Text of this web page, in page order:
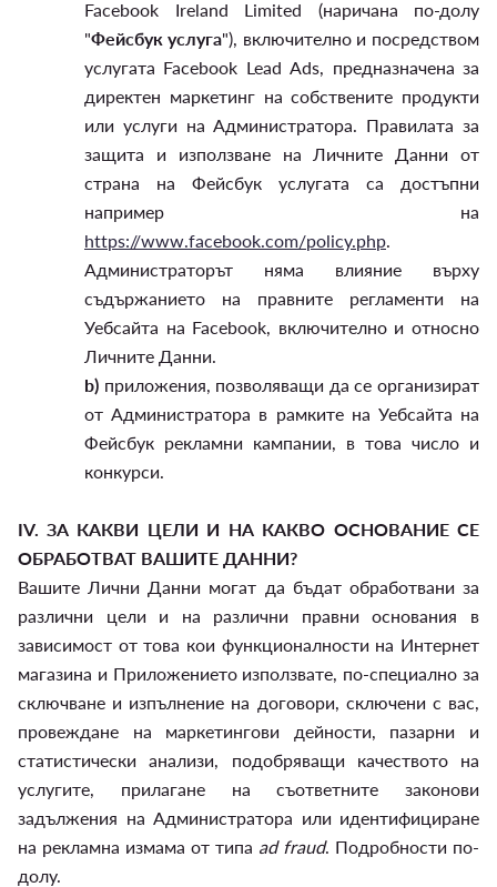
Facebook Ireland Limited (наричана по-долу
"Фейсбук услуга"), включително и посредством
услугата Facebook Lead Ads, предназначена за
директен маркетинг на собствените продукти
или услуги на Администратора. Правилата за
защита и използване на Личните Данни от
страна на Фейсбук услугата са достъпни
например на
https://www.facebook.com/policy.php.
Администраторът няма влияние върху
съдържанието на правните регламенти на
Уебсайта на Facebook, включително и относно
Личните Данни.
b) приложения, позволяващи да се организират
от Администратора в рамките на Уебсайта на
Фейсбук рекламни кампании, в това число и
конкурси.
IV. ЗА КАКВИ ЦЕЛИ И НА КАКВО ОСНОВАНИЕ СЕ
ОБРАБОТВАТ ВАШИТЕ ДАННИ?
Вашите Лични Данни могат да бъдат обработвани за
различни цели и на различни правни основания в
зависимост от това кои функционалности на Интернет
магазина и Приложението използвате, по-специално за
сключване и изпълнение на договори, сключени с вас,
провеждане на маркетингови дейности, пазарни и
статистически анализи, подобряващи качеството на
услугите, прилагане на съответните законови
задължения на Администратора или идентифициране
на рекламна измама от типа ad fraud. Подробности по-
долу.